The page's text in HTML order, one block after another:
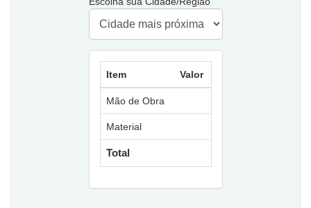
Item Valor
Mão de Obra
Material
Total